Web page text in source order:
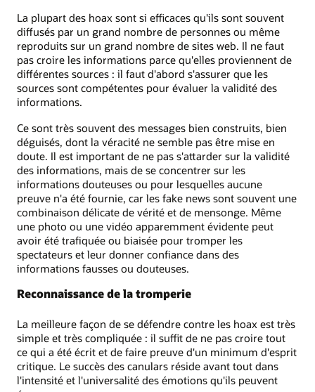
La plupart des hoax sont si efficaces qu'ils sont souvent
diffusés par un grand nombre de personnes ou même
reproduits sur un grand nombre de sites web. Il ne faut
pas croire les informations parce qu'elles proviennent de
différentes sources : il faut d'abord s'assurer que les
sources sont compétentes pour évaluer la validité des
informations.
Ce sont très souvent des messages bien construits, bien
déguisés, dont la véracité ne semble pas être mise en
doute. Il est important de ne pas s'attarder sur la validité
des informations, mais de se concentrer sur les
informations douteuses ou pour lesquelles aucune
preuve n'a été fournie, car les fake news sont souvent une
combinaison délicate de vérité et de mensonge. Même
une photo ou une vidéo apparemment évidente peut
avoir été trafiquée ou biaisée pour tromper les
spectateurs et leur donner confiance dans des
informations fausses ou douteuses.
Reconnaissance de la tromperie
La meilleure façon de se défendre contre les hoax est très
simple et très compliquée : il suffit de ne pas croire tout
ce qui a été écrit et de faire preuve d'un minimum d'esprit
critique. Le succès des canulars réside avant tout dans
l'intensité et l'universalité des émotions qu'ils peuvent